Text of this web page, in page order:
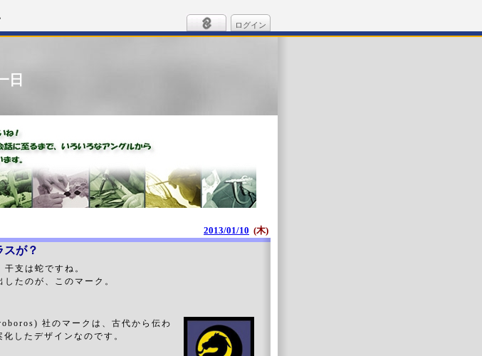
ログイン
日
2013/01/10 (木)
スが？
干支は蛇ですね。
したのが、このマーク。
社のマークは、古代から伝わ
したデザインなのです。